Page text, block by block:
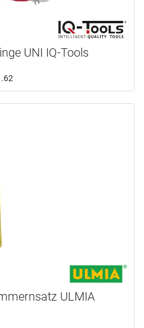
UNI IQ-Tools
ULMIA